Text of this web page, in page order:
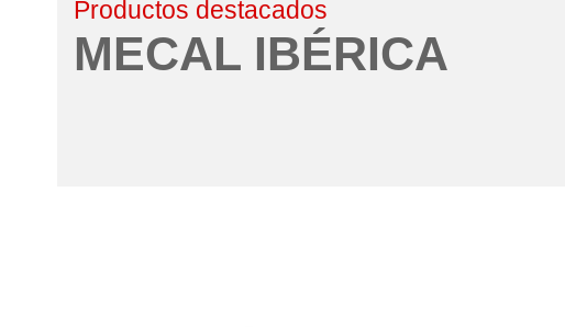
Productos destacados
MECAL IBÉRICA